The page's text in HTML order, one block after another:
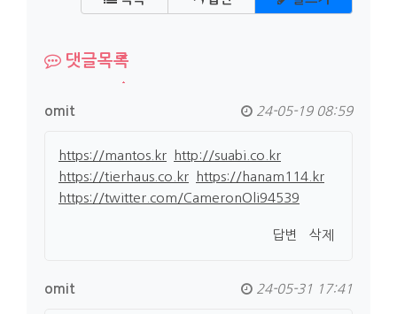
댓글목록
omit 24-05-19 08:59
https://mantos.kr
http://suabi.co.kr
https://tierhaus.co.kr
https://hanam114.kr
https://twitter.com/CameronOli94539
답변 삭제
omit 24-05-31 17:41